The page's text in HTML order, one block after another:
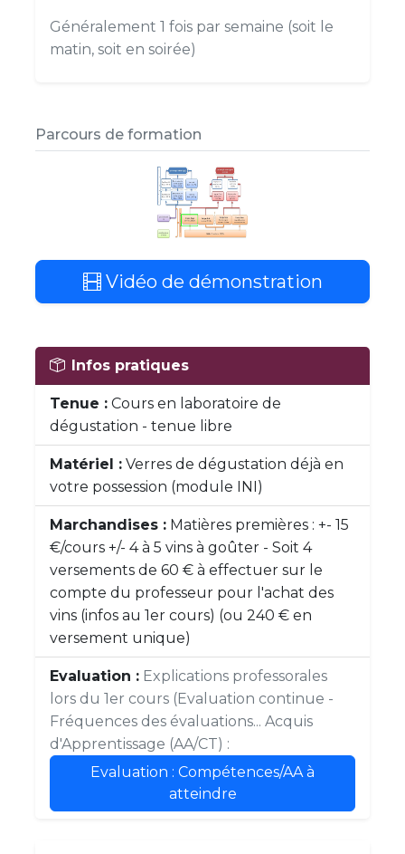
Généralement 1 fois par semaine (soit le
matin, soit en soirée)
Parcours de formation
Vidéo de démonstration
Infos pratiques
Tenue : Cours en laboratoire de
dégustation - tenue libre
Matériel : Verres de dégustation déjà en
votre possession (module INI)
Marchandises : Matières premières : +- 15
€/cours +/- 4 à 5 vins à goûter - Soit 4
versements de 60 € à effectuer sur le
compte du professeur pour l'achat des
vins (infos au 1er cours) (ou 240 € en
versement unique)
Evaluation : Explications professorales
lors du 1er cours (Evaluation continue -
Fréquences des évaluations... Acquis
d'Apprentissage (AA/CT) :
Evaluation : Compétences/AA à
atteindre